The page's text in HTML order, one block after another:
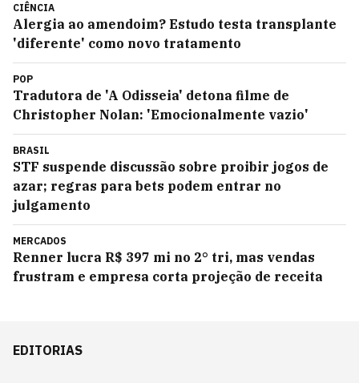
CIÊNCIA
Alergia ao amendoim? Estudo testa transplante
'diferente' como novo tratamento
POP
Tradutora de 'A Odisseia' detona filme de
Christopher Nolan: 'Emocionalmente vazio'
BRASIL
STF suspende discussão sobre proibir jogos de
azar; regras para bets podem entrar no
julgamento
MERCADOS
Renner lucra R$ 397 mi no 2° tri, mas vendas
frustram e empresa corta projeção de receita
EDITORIAS